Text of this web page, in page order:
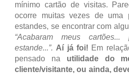
mínimo cartão de visitas.
ocorre muitas vezes de uma
estandes, se encontrar com
“Acabaram meus
estande...”. Aí já foi! Em
pensado na utilidade do
cliente/visitante, ou ainda,